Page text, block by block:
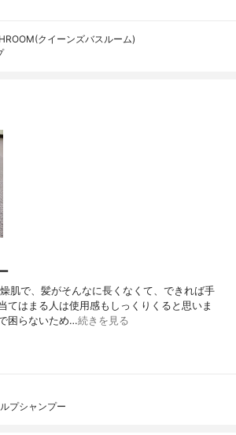
クイーンズバスルーム)
肌で、髪がそんなに長くなくて、できれば手
てはまる人は使用感もしっくりくると思いま
困らないため…続きを見る
プシャンプー